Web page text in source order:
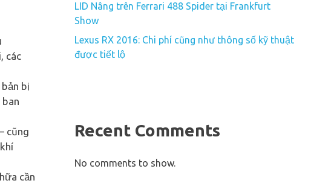
các
bị
cũng
cần
LID Nâng trên Ferrari 488 Spider tại Frankfurt
Show
Lexus RX 2016: Chi phí cũng như thông số kỹ thuật
được tiết lộ
Recent Comments
No comments to show.